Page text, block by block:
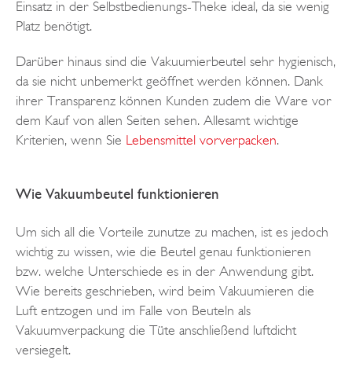
Einsatz in der Selbstbedienungs-Theke ideal, da sie wenig
Platz benötigt.
Darüber hinaus sind die Vakuumierbeutel sehr hygienisch,
da sie nicht unbemerkt geöffnet werden können. Dank
ihrer Transparenz können Kunden zudem die Ware vor
dem Kauf von allen Seiten sehen. Allesamt wichtige
Kriterien, wenn Sie Lebensmittel vorverpacken.
Wie Vakuumbeutel funktionieren
Um sich all die Vorteile zunutze zu machen, ist es jedoch
wichtig zu wissen, wie die Beutel genau funktionieren
bzw. welche Unterschiede es in der Anwendung gibt.
Wie bereits geschrieben, wird beim Vakuumieren die
Luft entzogen und im Falle von Beuteln als
Vakuumverpackung die Tüte anschließend luftdicht
versiegelt.